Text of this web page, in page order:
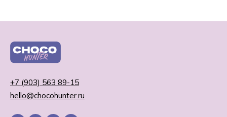
+7 (903) 563 89-15
hello@chocohunter.ru